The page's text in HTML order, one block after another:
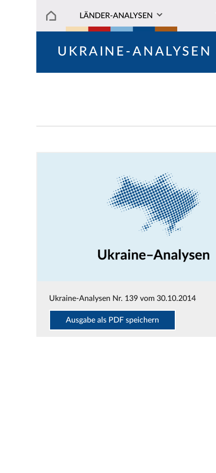
LÄNDER-ANALYSEN
UKRAINE-ANALYSEN
Ukraine-Analysen Nr. 139 vom 30.10.2014
Ausgabe als PDF speichern